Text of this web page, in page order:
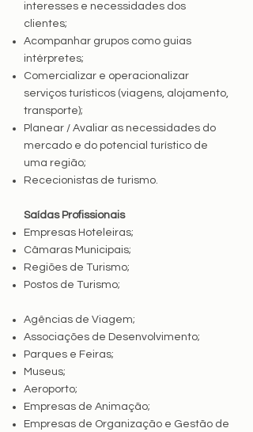
interesses e necessidades dos
clientes;
Acompanhar grupos como guias
intérpretes;
Comercializar e operacionalizar
serviços turísticos (viagens, alojamento,
transporte);
Planear / Avaliar as necessidades do
mercado e do potencial turístico de
uma região;
Rececionistas de turismo.
Saídas Profissionais
Empresas Hoteleiras;
Câmaras Municipais;
Regiões de Turismo;
Postos de Turismo;
Agências de Viagem;
Associações de Desenvolvimento;
Parques e Feiras;
Museus;
Aeroporto;
Empresas de Animação;
Empresas de Organização e Gestão de